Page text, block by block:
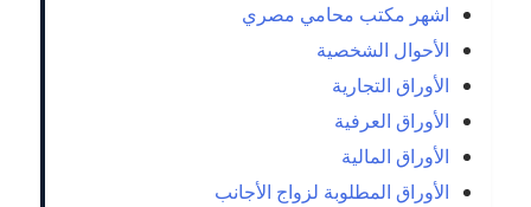
اشهر مكتب محامي مصري
الأحوال الشخصية
الأوراق التجارية
الأوراق العرفية
الأوراق المالية
الأوراق المطلوبة لزواج الأجانب